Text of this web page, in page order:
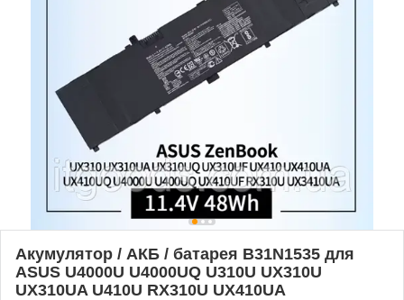
Акумулятор / АКБ / батарея B31N1535 для
ASUS U4000U U4000UQ U310U UX310U
UX310UA U410U RX310U UX410UA